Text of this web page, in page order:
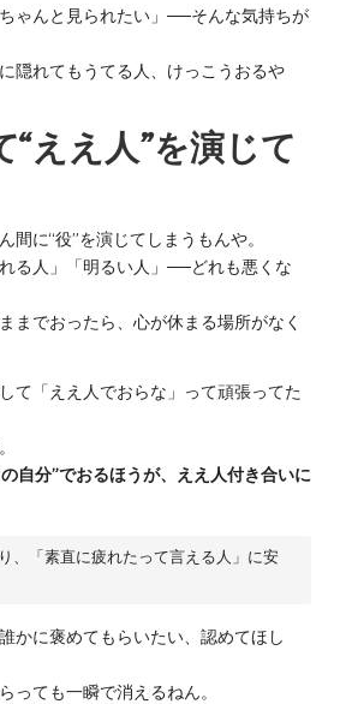
ゃんと見られたい」──そんな気持ちが
隠れてもうてる人、けっこうおるや
“ええ人”を演じて
間に“役”を演じてしまうもんや。
る人」「明るい人」──どれも悪くな
までおったら、心が休まる場所がなく
て「ええ人でおらな」って頑張ってた
自分”でおるほうが、ええ人付き合いに
、「素直に疲れたって言える人」に安
かに褒めてもらいたい、認めてほし
っても一瞬で消えるねん。